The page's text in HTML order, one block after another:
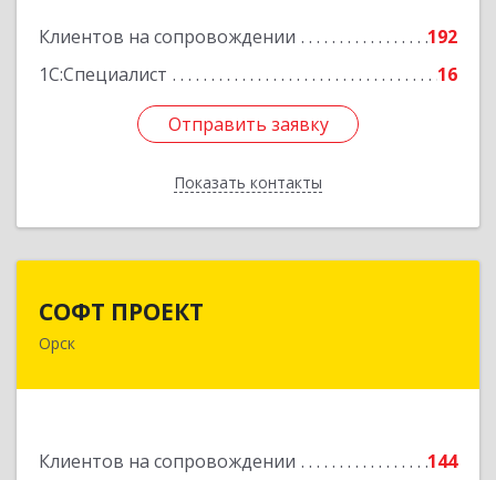
Клиентов на сопровождении
192
1С:Специалист
16
Отправить заявку
Показать контакты
Подробнее
Отправить заявку
Назад
СОФТ ПРОЕКТ
Орск
Клиентов на сопровождении 144